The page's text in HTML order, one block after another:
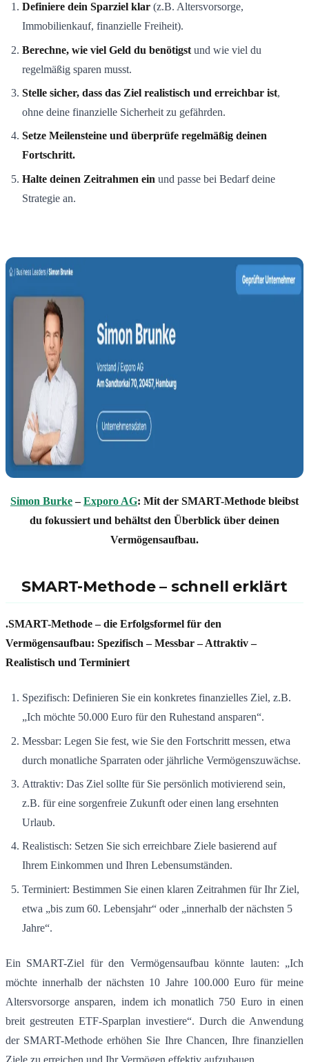
Definiere dein Sparziel klar (z.B. Altersvorsorge,
Immobilienkauf, finanzielle Freiheit).
Berechne, wie viel Geld du benötigst und wie viel du
regelmäßig sparen musst.
Stelle sicher, dass das Ziel realistisch und erreichbar ist,
ohne deine finanzielle Sicherheit zu gefährden.
Setze Meilensteine und überprüfe regelmäßig deinen
Fortschritt.
Halte deinen Zeitrahmen ein und passe bei Bedarf deine
Strategie an.
Simon Burke–Exporo AG: Mit der SMART-Methode bleibst
du fokussiert und behältst den Überblick über deinen
Vermögensaufbau.
SMART-Methode – schnell erklärt
.SMART-Methode – die Erfolgsformel für den
Vermögensaufbau: Spezifisch – Messbar – Attraktiv –
Realistisch und Terminiert
Spezifisch: Definieren Sie ein konkretes finanzielles Ziel, z.B.
„Ich möchte 50.000 Euro für den Ruhestand ansparen“.
Messbar: Legen Sie fest, wie Sie den Fortschritt messen, etwa
durch monatliche Sparraten oder jährliche Vermögenszuwächse.
Attraktiv: Das Ziel sollte für Sie persönlich motivierend sein,
z.B. für eine sorgenfreie Zukunft oder einen lang ersehnten
Urlaub.
Realistisch: Setzen Sie sich erreichbare Ziele basierend auf
Ihrem Einkommen und Ihren Lebensumständen.
Terminiert: Bestimmen Sie einen klaren Zeitrahmen für Ihr Ziel,
etwa „bis zum 60. Lebensjahr“ oder „innerhalb der nächsten 5
Jahre“.
Ein SMART-Ziel für den Vermögensaufbau könnte lauten: „Ich
möchte innerhalb der nächsten 10 Jahre 100.000 Euro für meine
Altersvorsorge ansparen, indem ich monatlich 750 Euro in einen
breit gestreuten ETF-Sparplan investiere“. Durch die Anwendung
der SMART-Methode erhöhen Sie Ihre Chancen, Ihre finanziellen
Ziele zu erreichen und Ihr Vermögen effektiv aufzubauen.